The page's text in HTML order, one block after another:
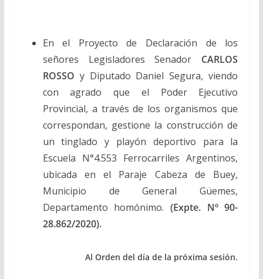
En el Proyecto de Declaración de los
señores Legisladores Senador CARLOS
ROSSO y Diputado Daniel Segura, viendo
con agrado que el Poder Ejecutivo
Provincial, a través de los organismos que
correspondan, gestione la construcción de
un tinglado y playón deportivo para la
Escuela N°4.553 Ferrocarriles Argentinos,
ubicada en el Paraje Cabeza de Buey,
Municipio de General Güemes,
Departamento homónimo. (Expte. Nº 90-
28.862/2020).
Al Orden del día de la próxima sesión.